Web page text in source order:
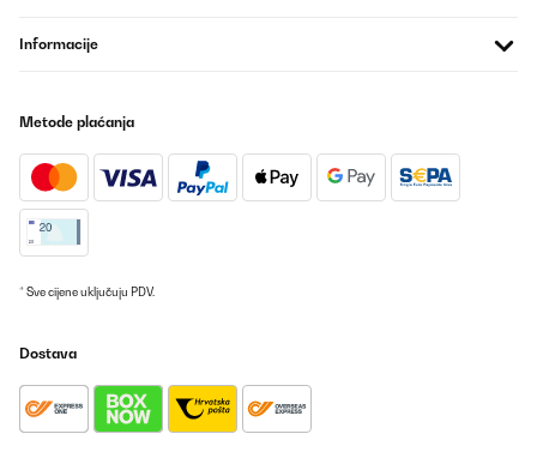
Informacije
Metode plaćanja
* Sve cijene uključuju PDV.
Dostava